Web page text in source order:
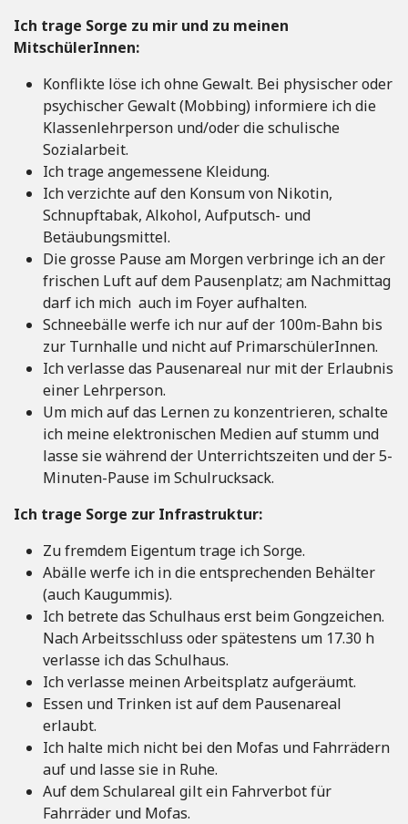
Ich trage Sorge zu mir und zu meinen
MitschülerInnen:
Konflikte löse ich ohne Gewalt. Bei physischer oder
psychischer Gewalt (Mobbing) informiere ich die
Klassenlehrperson und/oder die schulische
Sozialarbeit.
Ich trage angemessene Kleidung.
Ich verzichte auf den Konsum von Nikotin,
Schnupftabak, Alkohol, Aufputsch- und
Betäubungsmittel.
Die grosse Pause am Morgen verbringe ich an der
frischen Luft auf dem Pausenplatz; am Nachmittag
darf ich mich auch im Foyer aufhalten.
Schneebälle werfe ich nur auf der 100m-Bahn bis
zur Turnhalle und nicht auf PrimarschülerInnen.
Ich verlasse das Pausenareal nur mit der Erlaubnis
einer Lehrperson.
Um mich auf das Lernen zu konzentrieren, schalte
ich meine elektronischen Medien auf stumm und
lasse sie während der Unterrichtszeiten und der 5-
Minuten-Pause im Schulrucksack.
Ich trage Sorge zur Infrastruktur:
Zu fremdem Eigentum trage ich Sorge.
Abälle werfe ich in die entsprechenden Behälter
(auch Kaugummis).
Ich betrete das Schulhaus erst beim Gongzeichen.
Nach Arbeitsschluss oder spätestens um 17.30 h
verlasse ich das Schulhaus.
Ich verlasse meinen Arbeitsplatz aufgeräumt.
Essen und Trinken ist auf dem Pausenareal
erlaubt.
Ich halte mich nicht bei den Mofas und Fahrrädern
auf und lasse sie in Ruhe.
Auf dem Schulareal gilt ein Fahrverbot für
Fahrräder und Mofas.